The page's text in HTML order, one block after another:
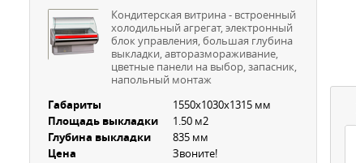
Кондитерская витрина - встроенный
холодильный агрегат, электронный
блок управления, большая глубина
выкладки, авторазмораживание,
цветные панели на выбор, запасник,
напольный монтаж
Габариты 1550х1030х1315 мм
Площадь выкладки 1.50 м2
Глубина выкладки 835 мм
Цена Звоните!